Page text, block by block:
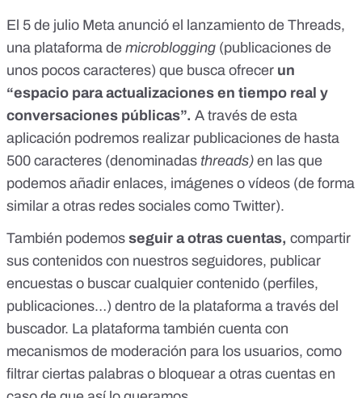
El 5 de julio Meta anunció el lanzamiento de Threads,
una plataforma de microblogging (publicaciones de
unos pocos caracteres) que busca ofrecer un
“espacio para actualizaciones en tiempo real y
conversaciones públicas”. A través de esta
aplicación podremos realizar publicaciones de hasta
500 caracteres (denominadas threads) en las que
podemos añadir enlaces, imágenes o vídeos (de forma
similar a otras redes sociales como Twitter).
También podemos seguir a otras cuentas, compartir
sus contenidos con nuestros seguidores, publicar
encuestas o buscar cualquier contenido (perfiles,
publicaciones…) dentro de la plataforma a través del
buscador. La plataforma también cuenta con
mecanismos de moderación para los usuarios, como
filtrar ciertas palabras o bloquear a otras cuentas en